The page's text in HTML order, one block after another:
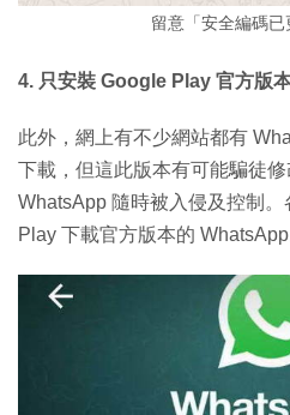
留意「安全編碼已
4. 只安裝 Google Play 官方版
此外，網上有不少網站都有
下載，但這此版本有可能騙徒修
WhatsApp 隨時被入侵及控制
Play 下載官方版本的 WhatsApp